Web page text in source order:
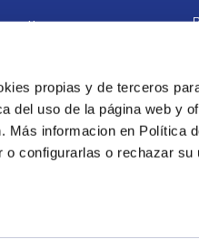
propias y de terceros
del uso de la página web y
Más informacion en Política
o configurarlas o rechazar su
channel